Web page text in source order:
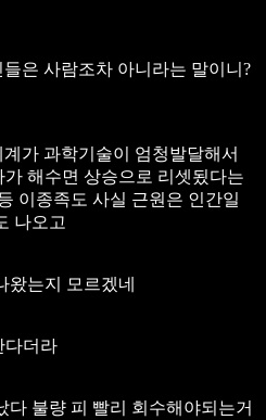
들은 사람조차 아니라는 말이니?
계가 과학기술이 엄청발달해서
해수면 상승으로 리셋됬다는
이종족도 사실 근원은 인간일
나오고
왔는지 모르겠네
다더라
다 불량 피 빨리 회수해야되는거